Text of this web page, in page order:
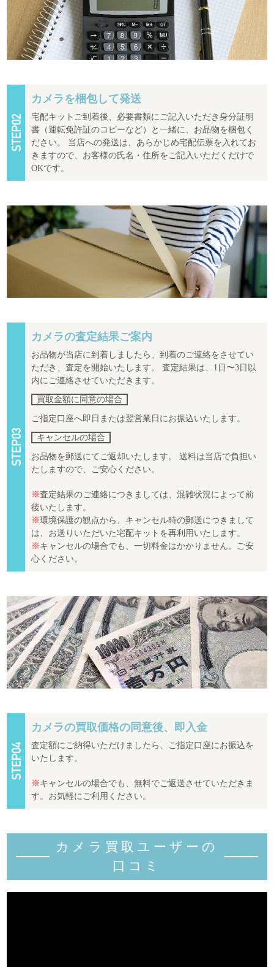
カメラを梱包して発送
宅配キットご到着後、必要書類にご記入いただき身分証明
書（運転免許証のコピーなど）と一緒に、お品物を梱包く
ださい。 当店への発送は、あらかじめ宅配伝票を入れてお
きますので、お客様の氏名・住所をご記入いただくだけで
OKです。
カメラの査定結果ご案内
お品物が当店に到着しましたら、到着のご連絡をさせてい
ただき、査定を開始いたします。 査定結果は、1日〜3日以
内にご連絡させていただきます。
買取金額に同意の場合
ご指定口座へ即日または翌営業日にお振込いたします。
キャンセルの場合
お品物を郵送にてご返却いたします。 送料は当店で負担い
たしますので、ご安心ください。
※査定結果のご連絡につきましては、混雑状況によって前
後いたします。
※環境保護の観点から、キャンセル時の郵送につきまして
は、お送りいただいた宅配キットを再利用いたします。
※キャンセルの場合でも、一切料金はかかりません。ご安
心ください。
カメラの買取価格の同意後、即入金
査定額にご納得いただけましたら、ご指定口座にお振込を
いたします。
※キャンセルの場合でも、無料でご返送させていただきま
す。お気軽にご利用ください。
カメラ買取ユーザーの
口コミ